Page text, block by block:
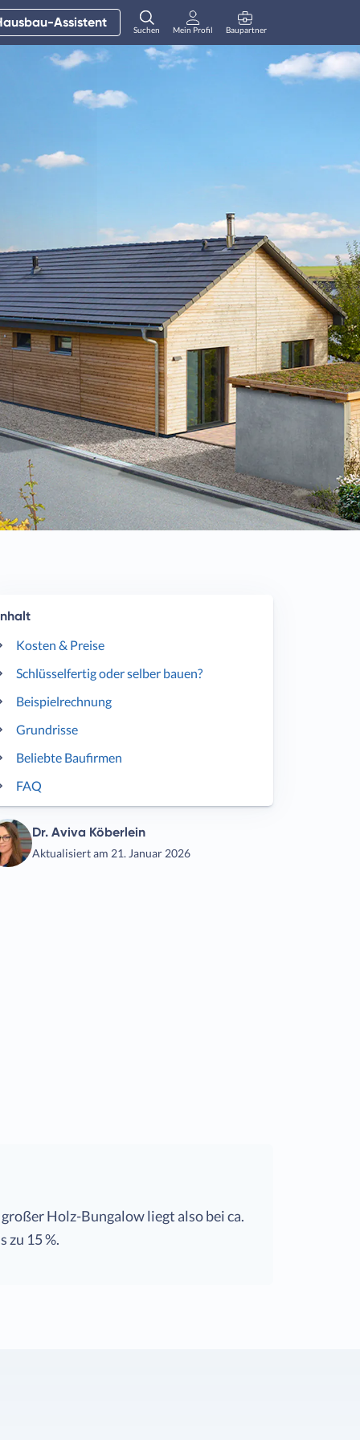
Assistent Suchen Mein Profil
Anmelden
Baupartner
Kosten & Preise
Schlüsselfertig oder selber bauen?
Beispielrechnung
Grundrisse
Beliebte Baufirmen
FAQ
Dr. Aviva Köberlein
Aktualisiert am 21. Januar 2026
Holz-Bungalow liegt also bei ca.
zu 15 %.